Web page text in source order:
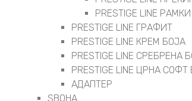
PRESTIGE LINE РАМКИ
PRESTIGE LINE ГРАФИТ
PRESTIGE LINE КРЕМ БОЈА
PRESTIGE LINE СРЕБРЕНА
PRESTIGE LINE ЦРНА СОФТ
АДАПТЕР
ЅВОНА